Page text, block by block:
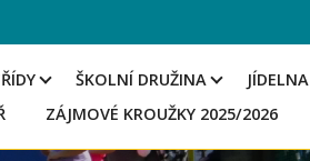
ŠKOLNÍ DRUŽINA JÍDELNA
ZÁJMOVÉ KROUŽKY 2025/2026